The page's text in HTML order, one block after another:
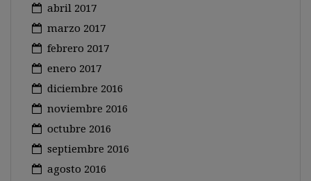
abril 2017
marzo 2017
febrero 2017
enero 2017
diciembre 2016
noviembre 2016
octubre 2016
septiembre 2016
agosto 2016